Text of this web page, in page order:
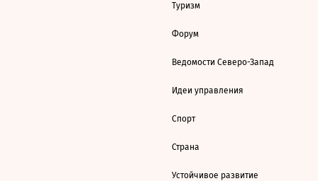
Туризм
Форум
Ведомости Северо-Запад
Идеи управления
Спорт
Страна
Устойчивое развитие